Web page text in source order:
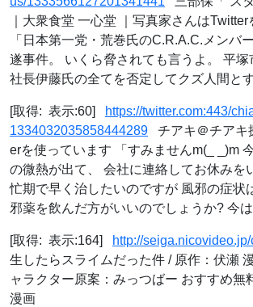
｜大衆食堂 一心堂 ｜写真家さんは
「日本第一党・荒巻氏のC.R.A.C.メンバ
遂事件。 いくら脅されても言うよ。 平
社長伊藤氏の全てを否定してクズ人間と
[取得: 表示:60]
https://twitter.com:443/
1334032035858444289 チアキ＠チアキ
erを使っています 「すみませんm(_ _)m
の微熱が出て、 会社に連絡してお休みを
忙期で早く治したいのですが 風邪の症状
邪薬を飲んだ方がいいのでしょうか? 今
[取得: 表示:164] http://
生したらスライムだった件 / 原作：伏瀬
ャラクター原案：みっつばー おすすめ無
漫画